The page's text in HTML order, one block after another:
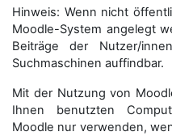
Hinweis: Wenn nicht
Moodle-System angelegt
Beiträge der Nutzer/
Suchmaschi­nen auffindbar.
Mit der Nutzung von
Ihnen benutzten
Moodle nur verwenden,